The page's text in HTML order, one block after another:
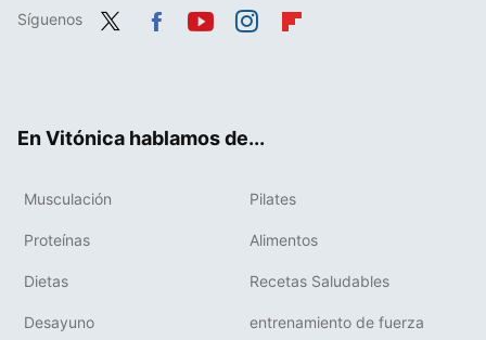
Síguenos
En Vitónica hablamos de...
Musculación Pilates
Proteínas Alimentos
Dietas Recetas Saludables
Desayuno entrenamiento de fuerza